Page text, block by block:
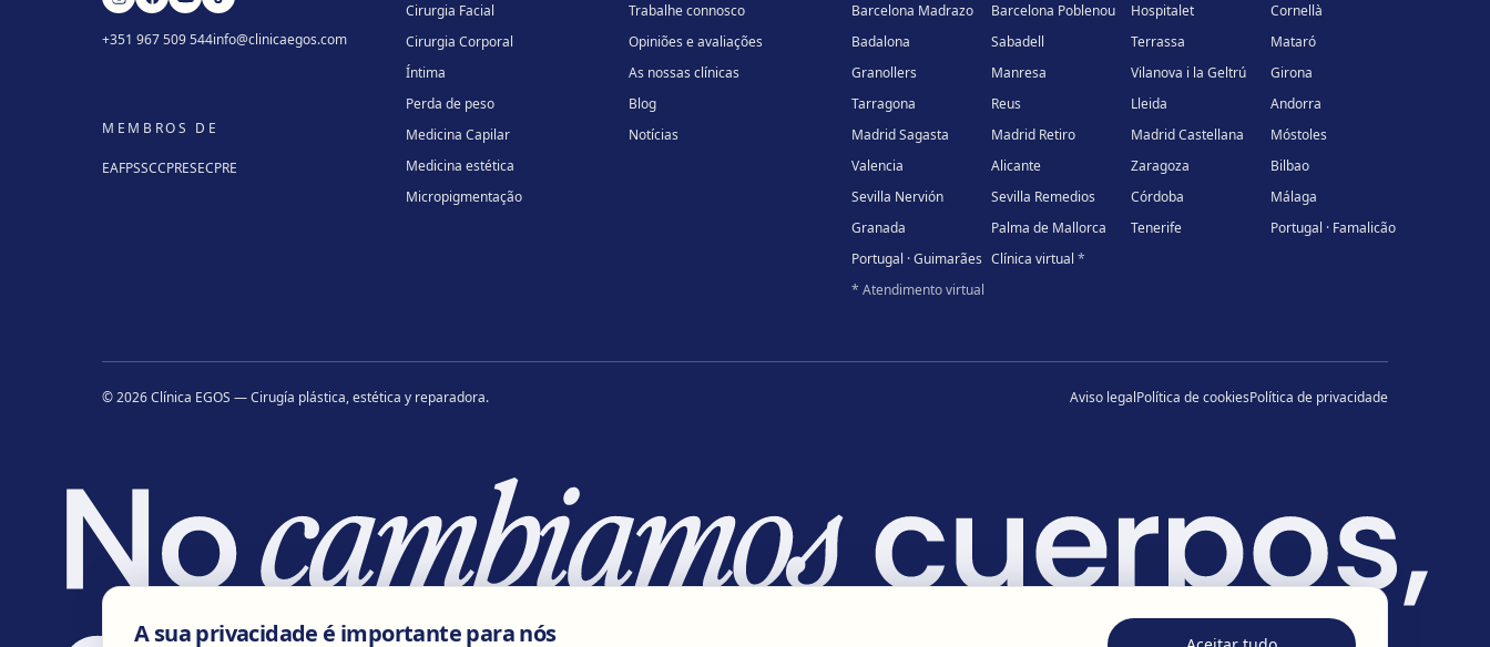
+351 967 509 544info@clinicaegos.com
MEMBROS DE
EAFPSSCCPRESECPRE
Cirurgia Facial
Cirurgia Corporal
Íntima
Perda de peso
Medicina Capilar
Medicina estética
Micropigmentação
Trabalhe connosco
Opiniões e avaliações
As nossas clínicas
Blog
Notícias
Barcelona Madrazo
Barcelona Poblenou Hospitalet
Cornellà
Badalona
Sabadell Terrassa
Mataró
Granollers
Manresa Vilanova i la Geltrú
Girona
Tarragona
Reus Lleida
Andorra
Madrid Sagasta
Madrid Retiro Madrid Castellana
Móstoles
Valencia
Alicante Zaragoza
Bilbao
Sevilla Nervión
Sevilla Remedios Córdoba
Málaga
Granada
Palma de Mallorca Tenerife
Portugal · Famalicão
Portugal · Guimarães Clínica virtual *
* Atendimento virtual
©2026Clínica EGOS — Cirugía plástica, estética y reparadora. Aviso legalPolítica de cookiesPolítica de privacidade
A sua privacidade é importante para nós